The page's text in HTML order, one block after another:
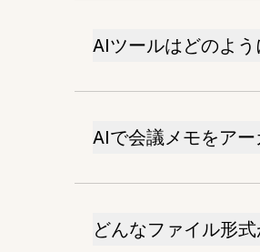
AIツールはどのよ
AIで会議メモをア
どんなファイル形